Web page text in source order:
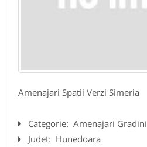
Amenajari Spatii Verzi Simeria
Categorie: Amenajari Gradini
Judet: Hunedoara